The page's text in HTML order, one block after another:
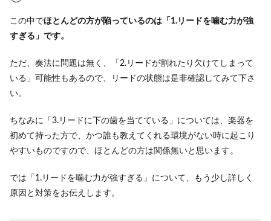
この中でほとんどの方が陥っているのは「1.リードを噛む力が強
すぎる」です。
ただ、奏法に問題は無く、「2.リードが割れたり欠けてしまって
いる」可能性もあるので、リードの状態は是非確認してみて下さ
い。
ちなみに「3.リードに下の歯を当てている」については、楽器を
初めて持った方で、かつ誰も教えてくれる環境がない時に起こり
やすいものですので、ほとんどの方は関係無いと思います。
では「1.リードを噛む力が強すぎる」について、もう少し詳しく
原因と対策をお伝えします。